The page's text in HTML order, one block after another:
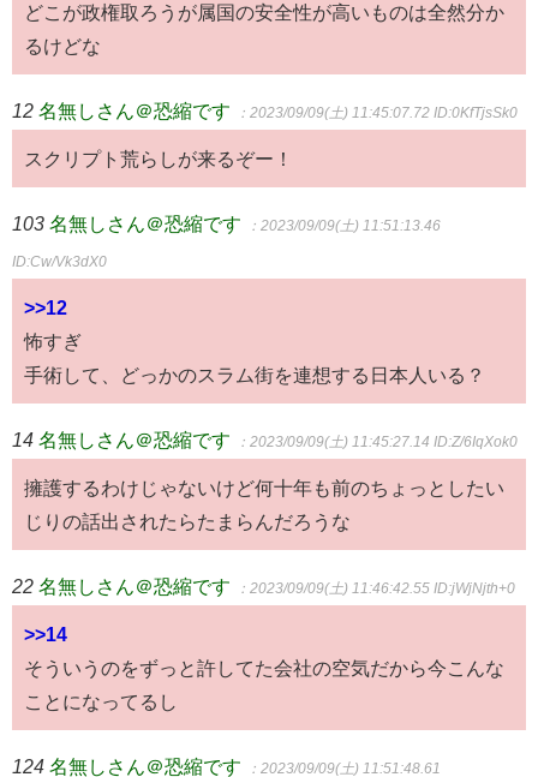
どこが政権取ろうが属国の安全性が高いものは全然分か
るけどな
12 名無しさん＠恐縮です ：2023/09/09(土) 11:45:07.72 ID:0KfTjsSk0
スクリプト荒らしが来るぞー！
103 名無しさん＠恐縮です ：2023/09/09(土) 11:51:13.46
ID:Cw/Vk3dX0
>>12
怖すぎ
手術して、どっかのスラム街を連想する日本人いる？
14 名無しさん＠恐縮です ：2023/09/09(土) 11:45:27.14 ID:Z/6IqXok0
擁護するわけじゃないけど何十年も前のちょっとしたい
じりの話出されたらたまらんだろうな
22 名無しさん＠恐縮です ：2023/09/09(土) 11:46:42.55 ID:jWjNjth+0
>>14
そういうのをずっと許してた会社の空気だから今こんな
ことになってるし
124 名無しさん＠恐縮です ：2023/09/09(土) 11:51:48.61